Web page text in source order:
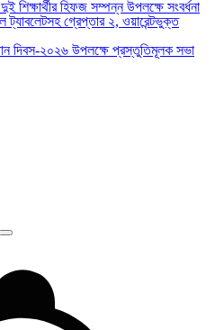
শিক্ষার্থীর হিফজ সম্পন্ন উপলক্ষে সংবর্ধনা
ট্যাবলেটসহ গ্রেপ্তার ২, ওয়ারেন্টভুক্ত
দিবস-২০২৬ উপলক্ষে প্রস্তুতিমূলক সভা